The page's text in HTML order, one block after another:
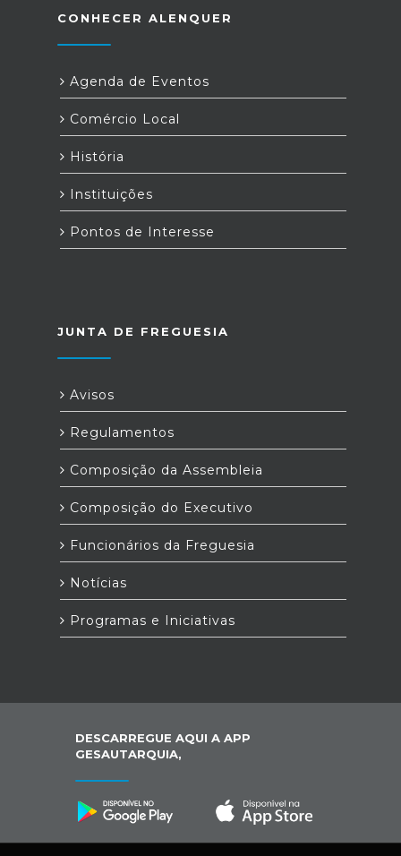
CONHECER ALENQUER
Agenda de Eventos
Comércio Local
História
Instituições
Pontos de Interesse
JUNTA DE FREGUESIA
Avisos
Regulamentos
Composição da Assembleia
Composição do Executivo
Funcionários da Freguesia
Notícias
Programas e Iniciativas
DESCARREGUE AQUI A APP
GESAUTARQUIA,